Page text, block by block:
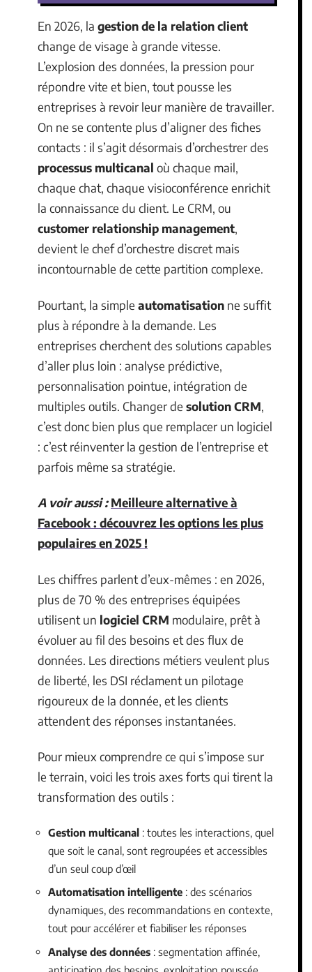
En 2026, la gestion de la relation client
change de visage à grande vitesse.
L’explosion des données, la pression pour
répondre vite et bien, tout pousse les
entreprises à revoir leur manière de travailler.
On ne se contente plus d’aligner des fiches
contacts : il s’agit désormais d’orchestrer des
processus multicanal où chaque mail,
chaque chat, chaque visioconférence enrichit
la connaissance du client. Le CRM, ou
customer relationship management,
devient le chef d’orchestre discret mais
incontournable de cette partition complexe.
Pourtant, la simple automatisation ne suffit
plus à répondre à la demande. Les
entreprises cherchent des solutions capables
d’aller plus loin : analyse prédictive,
personnalisation pointue, intégration de
multiples outils. Changer de solution CRM,
c’est donc bien plus que remplacer un logiciel
: c’est réinventer la gestion de l’entreprise et
parfois même sa stratégie.
A voir aussi : Meilleure alternative à
Facebook : découvrez les options les plus
populaires en 2025 !
Les chiffres parlent d’eux-mêmes : en 2026,
plus de 70 % des entreprises équipées
utilisent un logiciel CRM modulaire, prêt à
évoluer au fil des besoins et des flux de
données. Les directions métiers veulent plus
de liberté, les DSI réclament un pilotage
rigoureux de la donnée, et les clients
attendent des réponses instantanées.
Pour mieux comprendre ce qui s’impose sur
le terrain, voici les trois axes forts qui tirent la
transformation des outils :
Gestion multicanal : toutes les interactions, quel
que soit le canal, sont regroupées et accessibles
d’un seul coup d’œil
Automatisation intelligente : des scénarios
dynamiques, des recommandations en contexte,
tout pour accélérer et fiabiliser les réponses
Analyse des données : segmentation affinée,